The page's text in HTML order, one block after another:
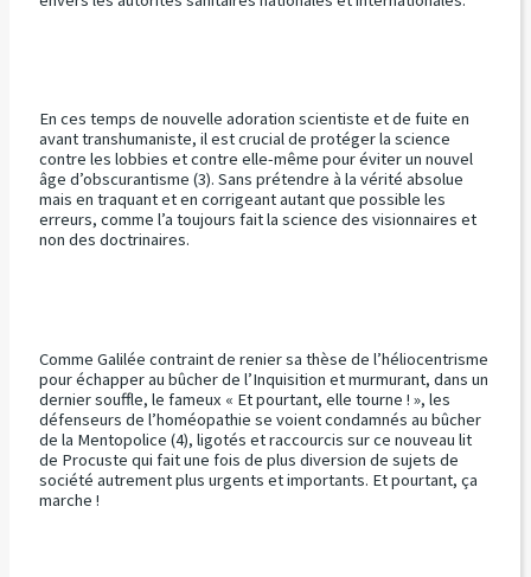
En ces temps de nouvelle adoration scientiste et de fuite en
avant transhumaniste, il est crucial de protéger la science
contre les lobbies et contre elle-même pour éviter un nouvel
âge d’obscurantisme (3). Sans prétendre à la vérité absolue
mais en traquant et en corrigeant autant que possible les
erreurs, comme l’a toujours fait la science des visionnaires et
non des doctrinaires.
Comme Galilée contraint de renier sa thèse de l’héliocentrisme
pour échapper au bûcher de l’Inquisition et murmurant, dans un
dernier souffle, le fameux « Et pourtant, elle tourne ! », les
défenseurs de l’homéopathie se voient condamnés au bûcher
de la Mentopolice (4), ligotés et raccourcis sur ce nouveau lit
de Procuste qui fait une fois de plus diversion de sujets de
société autrement plus urgents et importants. Et pourtant, ça
marche !